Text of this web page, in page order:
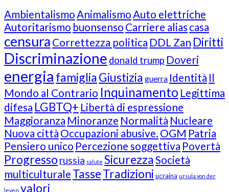
Ambientalismo Animalismo Auto elettriche
Autoritarismo buonsenso Carriere alias casa
censura Correttezza politica DDL Zan Diritti
Discriminazione donald trump Doveri
energia famigliaGiustizia guerra Identità Il
Mondo al Contrario Inquinamento Legittima
difesa LGBTQ+ Libertà di espressione
Maggioranza Minoranze Normalità Nucleare
Nuova città Occupazioni abusive. OGM Patria
Pensiero unico Percezione soggettiva Povertà
Progresso russia salute SicurezzaSocietà
multiculturale TasseTradizioni ucraina ursula von der
leyen valori